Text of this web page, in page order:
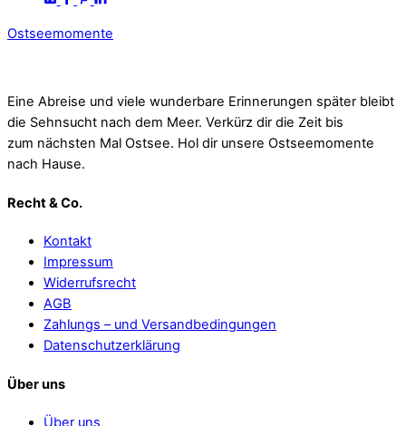
Ostseemomente
Eine Abreise und viele wunderbare Erinnerungen später bleibt
die Sehnsucht nach dem Meer. Verkürz dir die Zeit bis
zum nächsten Mal Ostsee. Hol dir unsere Ostseemomente
nach Hause.
Recht & Co.
Kontakt
Impressum
Widerrufsrecht
AGB
Zahlungs – und Versandbedingungen
Datenschutzerklärung
Über uns
Über uns